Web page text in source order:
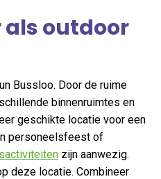
als outdoor
Bussloo. Door de ruime
binnenruimtes en
geschikte locatie voor een
personeelsfeest of
zijn aanwezig.
deze locatie. Combineer